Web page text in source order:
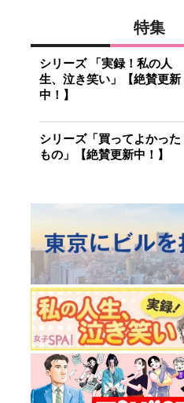
特集
シリーズ 「実録！私の人
生、泣き笑い」【絶賛更新
中！】
シリーズ「買ってよかった
もの」【絶賛更新中！】